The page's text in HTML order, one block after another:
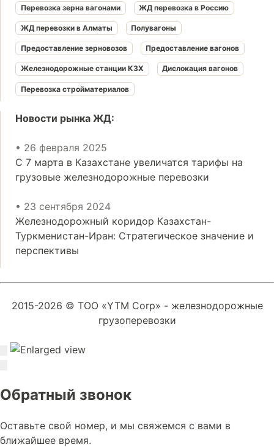
Перевозка зерна вагонами ЖД перевозка в Россию
ЖД перевозки в Алматы Полувагоны
Предоставление зерновозов Предоставление вагонов
Железнодорожные станции КЗХ Дислокация вагонов
Перевозка стройматериалов
Новости рынка ЖД:
• 26 февраля 2025
С 7 марта в Казахстане увеличатся тарифы на
грузовые железнодорожные перевозки
• 23 сентября 2024
Железнодорожный коридор Казахстан-
Туркменистан-Иран: Стратегическое значение и
перспективы
2015-2026 © ТОО «YTM Corp» - железнодорожные
грузоперевозки
Обратный звонок
Оставьте свой номер, и мы свяжемся с вами в
ближайшее время.